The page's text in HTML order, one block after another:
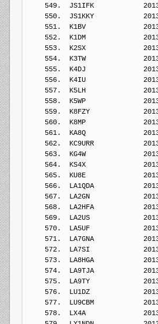
549.  JS1IFK
550.  JS1KKY
551.  K1BV
552.  K1DM
553.  K2SX
554.  K3TW
555.  K4DJ
556.  K4IU
557.  K5LH
558.  K5WP
559.  K8FZY
560.  K8MP
561.  KA8Q
562.  KC9URR
563.  KG4W
564.  KS4X
565.  KU8E
566.  LA1QDA
567.  LA2GN
568.  LA2HFA
569.  LA2US
570.  LA5UF
571.  LA7GNA
572.  LA7SI
573.  LA8HGA
574.  LA9TJA
575.  LA9TY
576.  LU1DZ
577.  LU9CBM
578.  LX4A